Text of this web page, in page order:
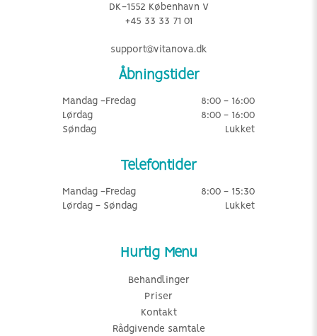
DK-1552 København V
+45 33 33 71 01
support@vitanova.dk
Åbningstider
Mandag -Fredag
8:00 - 16:00
Lørdag
8:00 - 16:00
Søndag
Lukket
Telefontider
Mandag -Fredag
8:00 - 15:30
Lørdag - Søndag
Lukket
Hurtig Menu
Behandlinger
Priser
Kontakt
Rådgivende samtale